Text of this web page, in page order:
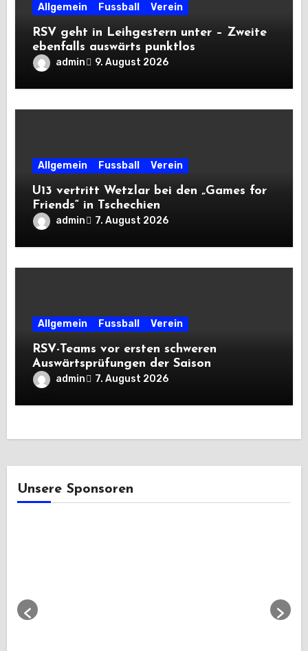
Allgemein Fussball Verein
RSV geht in Leihgestern unter – Zweite
ebenfalls auswärts punktlos
admin 9. August 2026
Allgemein Fussball Verein
U13 vertritt Wetzlar bei den „Games for
Friends“ in Tschechien
admin 7. August 2026
Allgemein Fussball Verein
RSV-Teams vor ersten schweren
Auswärtsprüfungen der Saison
admin 7. August 2026
Unsere Sponsoren